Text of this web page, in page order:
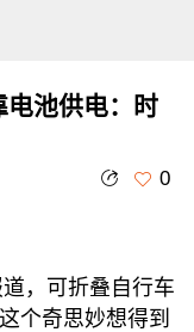
电池供电：时
0
，可折叠自行车
个奇思妙想得到